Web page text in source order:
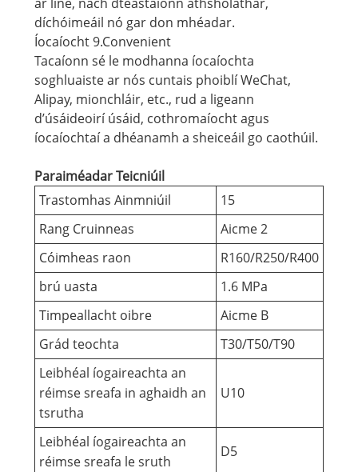
díchóimeáil nó gar don mhéadar.
Íocaíocht 9.Convenient
Tacaíonn sé le modhanna íocaíochta
soghluaiste ar nós cuntais phoiblí WeChat,
Alipay, mionchláir, etc., rud a ligeann
d’úsáideoirí úsáid, cothromaíocht agus
íocaíochtaí a dhéanamh a sheiceáil go caothúil.
Paraiméadar Teicniúil
Trastomhas Ainmniúil
15
Rang Cruinneas
Aicme 2
Cóimheas raon
R160/R250/R400
brú uasta
1.6 MPa
Timpeallacht oibre
Aicme B
Grád teochta
T30/T50/T90
Leibhéal íogaireachta an
réimse sreafa in aghaidh an
tsrutha
U10
Leibhéal íogaireachta an
réimse sreafa le sruth
D5